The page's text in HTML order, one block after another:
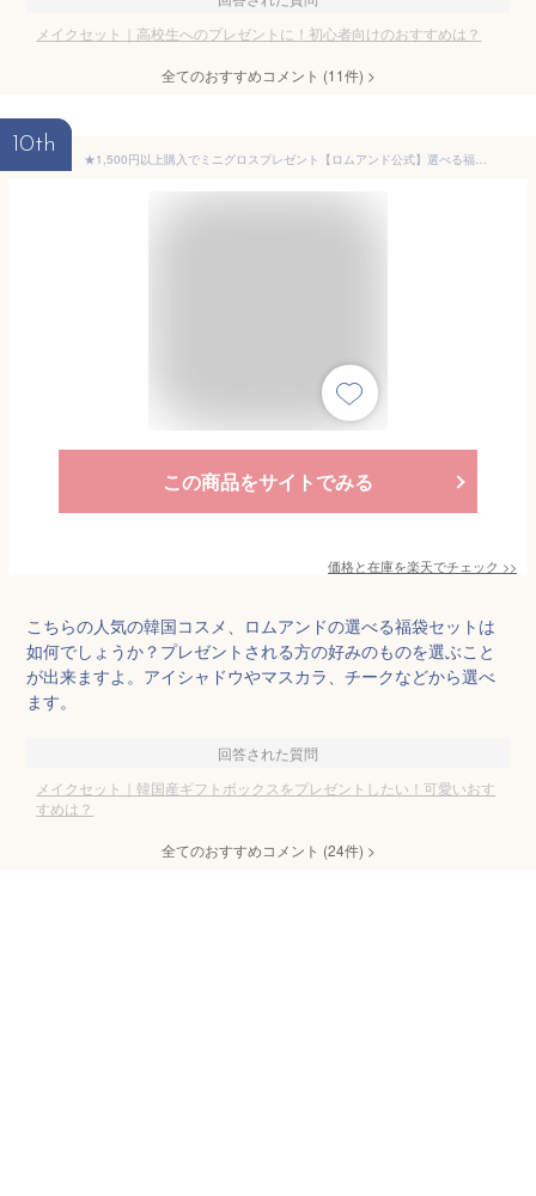
メイクセット｜高校生へのプレゼントに！初心者向けのおすすめは？
全てのおすすめコメント (11件) >
10th
★1,500円以上購入でミニグロスプレゼント【ロムアンド公式】選べる福袋セット rom&nd official romand メイクセット アイシャドウ マスカラ ティント チーク 韓国メイク 韓国コスメ ロムアンド 福袋
この商品をサイトでみる
価格と在庫を楽天でチェック >>
こちらの人気の韓国コスメ、ロムアンドの選べる福袋セットは
如何でしょうか？プレゼントされる方の好みのものを選ぶこと
が出来ますよ。アイシャドウやマスカラ、チークなどから選べ
ます。
回答された質問
メイクセット｜韓国産ギフトボックスをプレゼントしたい！可愛いおす
すめは？
全てのおすすめコメント (24件) >